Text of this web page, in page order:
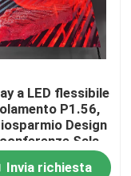
a LED flessibile
P1.56,
Design
Sala
Invia richiesta